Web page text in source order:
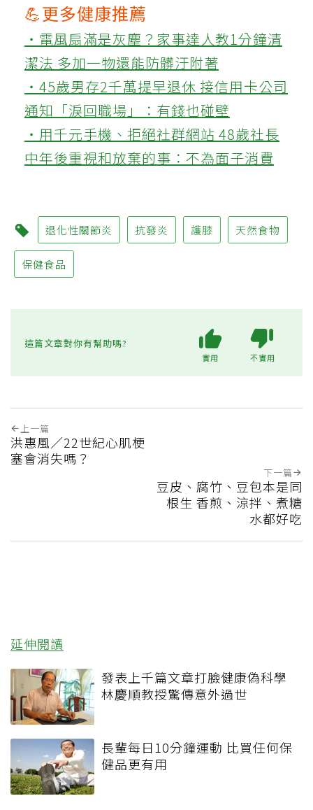
💪更多健康推薦
‧電風扇滿是灰塵？家事達人教1分鐘清
潔法 多加一物還能防髒汙附著
‧45歲男存2千萬提早退休 接信用卡公司
通知「淚回職場」：有錢也碰壁
‧用千元手機、拒絕社群網站 48歲社長
中年後重視和放棄的事：不為面子消費
退化性關節炎 抗發炎 護膝 天然食物
保健食品
這篇文章對你有幫助嗎?
實用 不實用
上一篇
洪惠風／22世紀心肌梗
塞會消失嗎？
下一篇
豆皮、腐竹、豆包本是同
根生 香煎、涼拌、煮糖
水都好吃
延伸閱讀
發表上千篇文章打臉健康偽科學
林慶順教授驚傳意外過世
長輩每日10分鐘運動 比買任何保
健品更有用